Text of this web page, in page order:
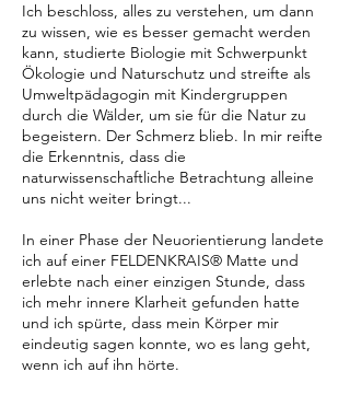
Ich beschloss, alles zu verstehen, um dann
zu wissen, wie es besser gemacht werden
kann, studierte Biologie mit Schwerpunkt
Ökologie und Naturschutz und streifte als
Umweltpädagogin mit Kindergruppen
durch die Wälder, um sie für die Natur zu
begeistern. Der Schmerz blieb. In mir reifte
die Erkenntnis, dass die
naturwissenschaftliche Betrachtung alleine
uns nicht weiter bringt...
In einer Phase der Neuorientierung landete
ich auf einer FELDENKRAIS® Matte und
erlebte nach einer einzigen Stunde, dass
ich mehr innere Klarheit gefunden hatte
und ich spürte, dass mein Körper mir
eindeutig sagen konnte, wo es lang geht,
wenn ich auf ihn hörte.